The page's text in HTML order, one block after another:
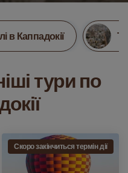
в Каппадокії
тури по
Скоро закінчиться термін дії